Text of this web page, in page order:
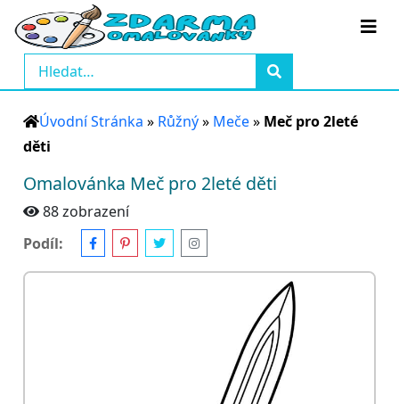
Úvodní Stránka » Růžný» Meče» Meč pro 2leté
děti
Omalovánka Meč pro 2leté děti
88 zobrazení
Podíl: